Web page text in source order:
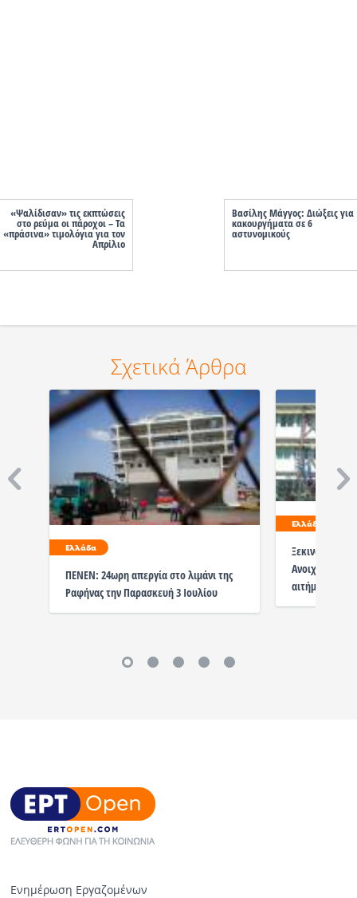
«Ψαλίδισαν» τις εκπτώσεις
στο ρεύμα οι πάροχοι – Τα
«πράσινα» τιμολόγια για τον
Απρίλιο
Βασίλης Μάγγος: Διώξεις για
κακουργήματα σε 6
αστυνομικούς
Σχετικά Άρθρα
Ελλάδα
ΠΕΝΕΝ: 24ωρη απεργία στο λιμάνι της
Ραφήνας την Παρασκευή 3 Ιουλίου
Ελλάδα
Ξεκινούν
Ανοιχτό
αιτήματα
Ενημέρωση Εργαζομένων